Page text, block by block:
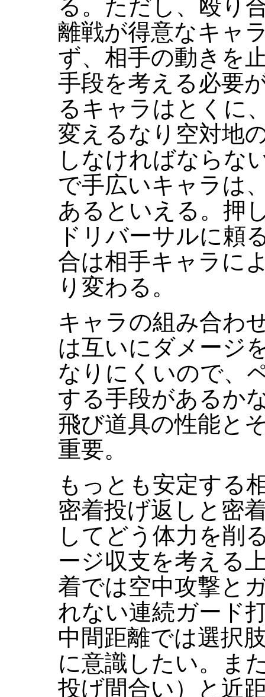
る。ただし、殴り
離戦が得意なキャ
ず、相手の動きを
手段を考える必要
るキャラはとくに
変えるなり空対地
しなければならな
で手広いキャラは
あるといえる。押
ドリバーサルに頼
合は相手キャラに
り変わる。
キャラの組み合わ
は互いにダメージ
なりにくいので、
する手段があるか
飛び道具の性能と
重要。
もっとも安定する
密着投げ返しと密
してどう体力を削
ージ収支を考える
着では空中攻撃と
れない連続ガード
中間距離では選択
に意識したい。ま
投げ間合い）と近